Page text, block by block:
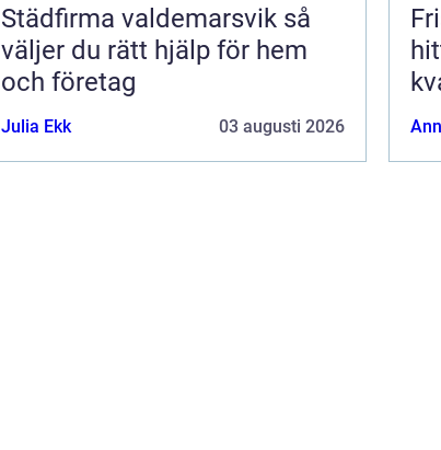
Städfirma valdemarsvik så
väljer du rätt hjälp för hem
och företag
Julia Ekk 03 augusti 2026